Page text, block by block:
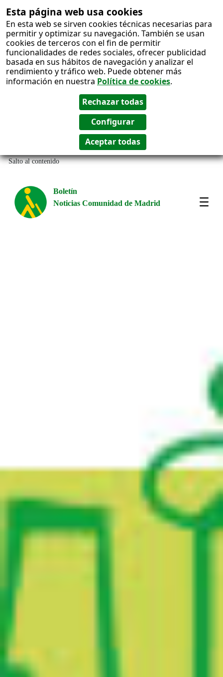
Esta página web usa cookies
En esta web se sirven cookies técnicas necesarias para
permitir y optimizar su navegación. También se usan
cookies de terceros con el fin de permitir
funcionalidades de redes sociales, ofrecer publicidad
basada en sus hábitos de navegación y analizar el
rendimiento y tráfico web. Puede obtener más
información en nuestra Política de cookies.
Salto al contenido
Boletín
Noticias Comunidad de Madrid